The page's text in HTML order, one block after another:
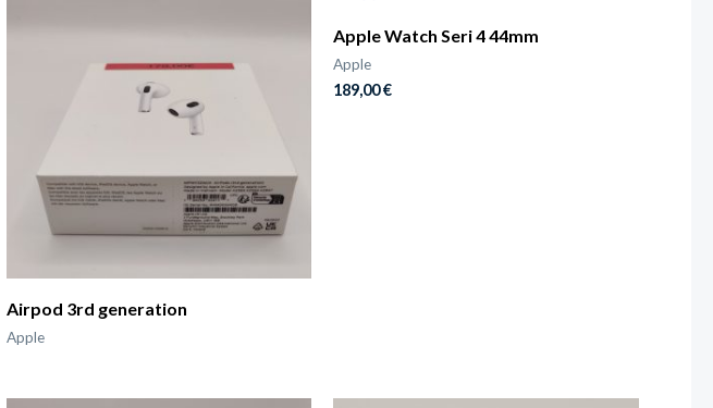
Airpod 3rd generation
Apple
Apple Watch Seri 4 44mm
Apple
189,00€